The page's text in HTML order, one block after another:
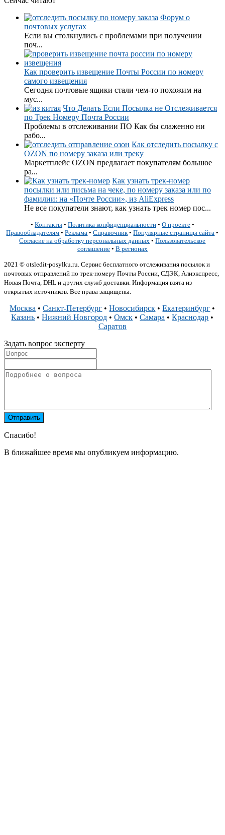
Форум о
почтовых услугах
Если вы столкнулись с проблемами при получении
поч...
Как проверить извещение Почты России по номеру
самого извещения
Сегодня почтовые ящики стали чем-то похожим на
мус...
Что Делать Если Посылка не Отслеживается
по Трек Номеру Почта России
Проблемы в отслеживании ПО Как бы слаженно ни
рабо...
Как отследить посылку с
OZON по номеру заказа или треку
Маркетплейс OZON предлагает покупателям большое
ра...
Как узнать трек-номер
посылки или письма на чеке, по номеру заказа или по
фамилии: на «Почте России», из AliExpress
Не все покупатели знают, как узнать трек номер пос...
• Контакты • Политика конфиденциальности • О проекте •
Правообладателям •Реклама •Справочник•Популярные страницы сайта •
Согласие на обработку персональных данных •Пользовательское
соглашение • В регионах
2021 © otsledit-posylku.ru. Сервис бесплатного отслеживания посылок и
почтовых отправлений по трек-номеру Почты России, СДЭК, Алиэкспресс,
Новая Почта, DHL и других служб доставки. Информация взята из
открытых источников. Все права защищены.
Москва •Санкт-Петербург •Новосибирск •Екатеринбург •
Казань •Нижний Новгород •Омск •Самара •Краснодар •
Саратов
Задать вопрос эксперту
Спасибо!
В ближайшее время мы опубликуем информацию.